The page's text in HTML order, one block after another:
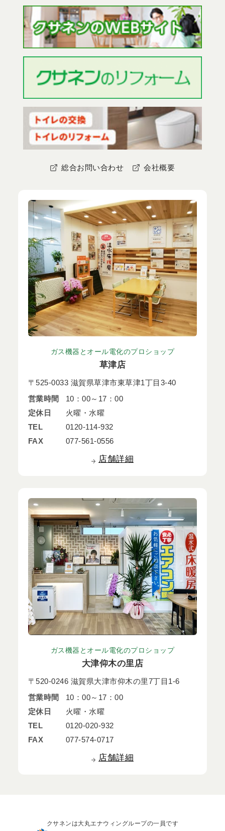
総合お問い合わせ 会社概要
ガス機器とオール電化のプロショップ
草津店
〒525-0033 滋賀県草津市東草津1丁目3-40
営業時間
10：00～17：00
定休日
火曜・水曜
TEL
0120-114-932
FAX
077-561-0556
店舗詳細
ガス機器とオール電化のプロショップ
大津仰木の里店
〒520-0246 滋賀県大津市仰木の里7丁目1-6
営業時間
10：00～17：00
定休日
火曜・水曜
TEL
0120-020-932
FAX
077-574-0717
店舗詳細
クサネンは大丸エナウィングループの一員です